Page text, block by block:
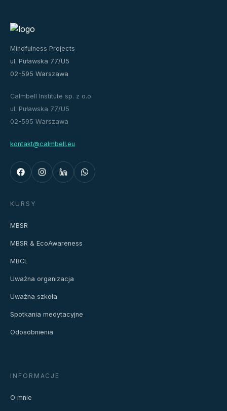
Mindfulness Projects
ul. Puławska 77/U5
02-595 Warszawa
Calmbell Institute sp. z o.o.
ul. Puławska 77/U5
02-595 Warszawa
kontakt@calmbell.eu
KURSY
MBSR
MBSR & EcoAwareness
MBCL
Uważna organizacja
Uważna szkoła
Spotkania medytacyjne
Odosobnienia
INFORMACJE
O mnie